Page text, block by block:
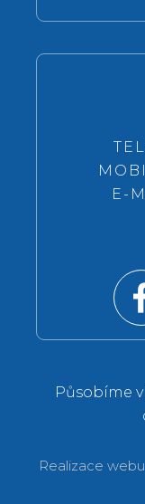
E-
Působíme
Realizace